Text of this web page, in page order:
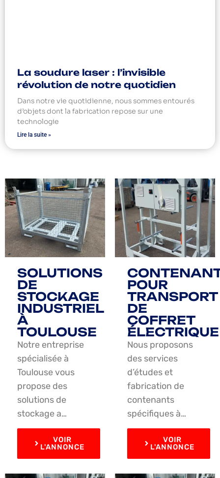
La soudure laser : l’invisible
révolution de notre quotidien
Dans notre vie quotidienne, nous sommes entourés
d’objets dont la fabrication repose sur une
technologie
Lire la suite »
SOLUTIONS
DE
STOCKAGE
INDUSTRIEL
À
TOULOUSE
Notre entreprise
spécialisée à
Toulouse vous
propose des
solutions de
stockage a…
VOIR
L'ANNONCE
POUR
TRANSPORT
DE
COFFRET
ÉLECTRIQUE
Nous proposons
des services
d’études et
fabrication de
contenants
spécifiques à…
VOIR
L'ANNONCE